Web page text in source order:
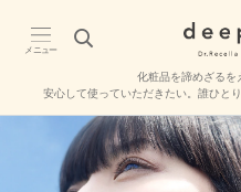
メニュー
化粧品を諦めざるを
安心して使っていただきたい。 誰ひと